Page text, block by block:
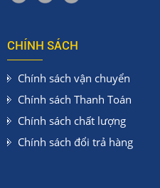
CHÍNH SÁCH
Chính sách vận chuyển
Chính sách Thanh Toán
Chính sách chất lượng
Chính sách đổi trả hàng